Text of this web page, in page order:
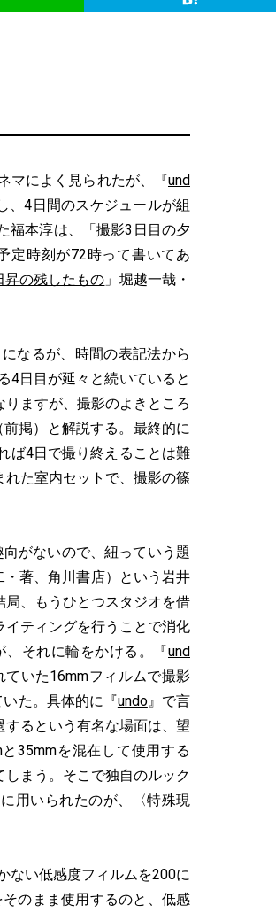
マによく見られたが、『und
、4日間のスケジュールが組
福本淳は、「撮影3日目の夕
定時刻が72時って書いてあ
昇の残したもの 」堀越一哉・
なるが、時間の表記法から
4日目が延々と続いていると
ますが、撮影のよきところ
掲）と解説する。最終的に
ば4日で撮り終えることは難
た室内セットで、撮影の篠
がないので、紐っていう題
・著、角川書店）という岩井
、もうひとつスタジオを借
ティングを行うことで消化
それに輪をかける。『und
いた16mmフィルムで撮影
た。具体的に『undo』で言
るという有名な場面は、望
35mmを混在して使用する
まう。そこで独自のルック
用いられたのが、〈特殊現
ない低感度フィルムを200に
のまま使用するのと、低感